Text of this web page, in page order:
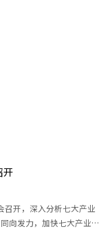
开
召开，深入分析七大产业
向发力，加快七大产业板